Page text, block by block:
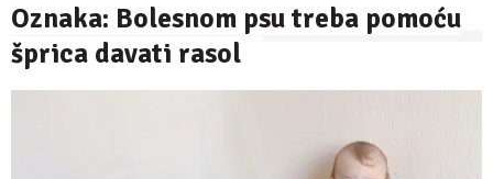
Oznaka: Bolesnom psu treba pomoću
šprica davati rasol